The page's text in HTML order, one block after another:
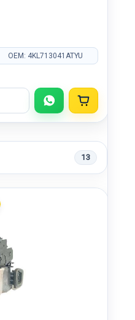
OEM: 4KL713041ATYU
13